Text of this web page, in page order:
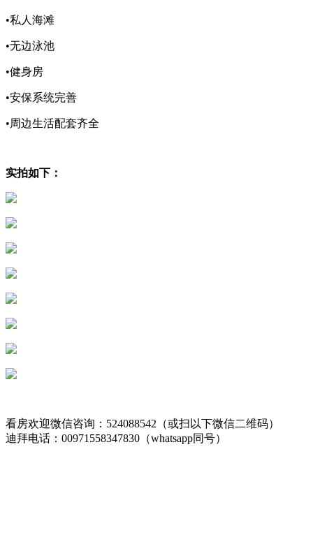
•私人海滩
•无边泳池
•健身房
•安保系统完善
•周边生活配套齐全
实拍如下：
看房欢迎微信咨询：524088542（或扫以下微信二维码）
迪拜电话：00971558347830（whatsapp同号）